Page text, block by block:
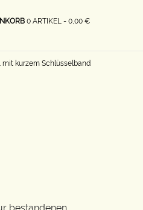
0 ARTIKEL - 0,00 €
mit kurzem Schlüsselband